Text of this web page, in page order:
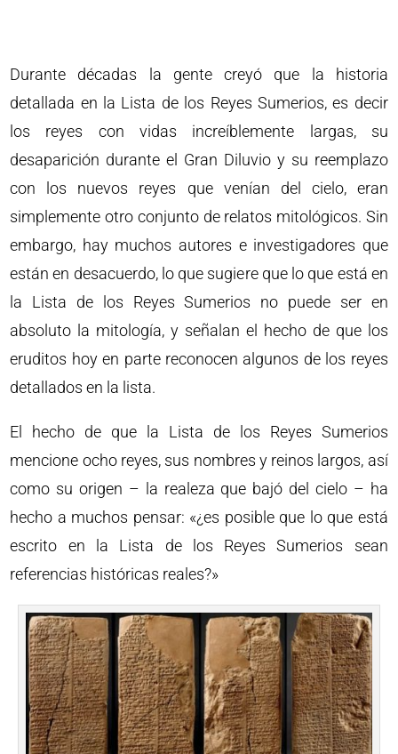
Durante décadas la gente creyó que la historia
detallada en la Lista de los Reyes Sumerios, es decir
los reyes con vidas increíblemente largas, su
desaparición durante el Gran Diluvio y su reemplazo
con los nuevos reyes que venían del cielo, eran
simplemente otro conjunto de relatos mitológicos. Sin
embargo, hay muchos autores e investigadores que
están en desacuerdo, lo que sugiere que lo que está en
la Lista de los Reyes Sumerios no puede ser en
absoluto la mitología, y señalan el hecho de que los
eruditos hoy en parte reconocen algunos de los reyes
detallados en la lista.
El hecho de que la Lista de los Reyes Sumerios
mencione ocho reyes, sus nombres y reinos largos, así
como su origen – la realeza que bajó del cielo – ha
hecho a muchos pensar: «¿es posible que lo que está
escrito en la Lista de los Reyes Sumerios sean
referencias históricas reales?»